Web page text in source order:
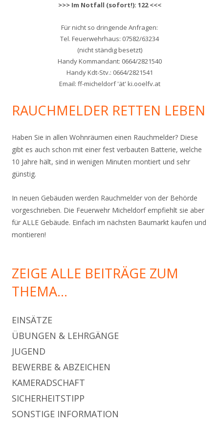
>>> Im Notfall (sofort!): 122 <<<
Für nicht so dringende Anfragen:
Tel. Feuerwehrhaus: 07582/63234
(nicht ständig besetzt)
Handy Kommandant: 0664/2821540
Handy Kdt-Stv.: 0664/2821541
Email: ff-micheldorf 'ät' ki.ooelfv.at
RAUCHMELDER RETTEN LEBEN
Haben Sie in allen Wohnräumen einen Rauchmelder? Diese
gibt es auch schon mit einer fest verbauten Batterie, welche
10 Jahre hält, sind in wenigen Minuten montiert und sehr
günstig.
In neuen Gebäuden werden Rauchmelder von der Behörde
vorgeschrieben. Die Feuerwehr Micheldorf empfiehlt sie aber
für ALLE Gebäude. Einfach im nächsten Baumarkt kaufen und
montieren!
ZEIGE ALLE BEITRÄGE ZUM
THEMA…
EINSÄTZE
ÜBUNGEN & LEHRGÄNGE
JUGEND
BEWERBE & ABZEICHEN
KAMERADSCHAFT
SICHERHEITSTIPP
SONSTIGE INFORMATION